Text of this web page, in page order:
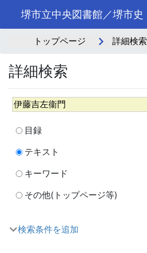
堺市立中央図書館／堺市史
トップページ 詳細検索
詳細検索
目録
テキスト
キーワード
その他(トップページ等)
検索条件を追加